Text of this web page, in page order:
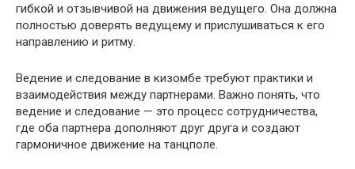
гибкой и отзывчивой на движения ведущего. Она должна
полностью доверять ведущему и прислушиваться к его
направлению и ритму.
Ведение и следование в кизомбе требуют практики и
взаимодействия между партнерами. Важно понять, что
ведение и следование — это процесс сотрудничества,
где оба партнера дополняют друг друга и создают
гармоничное движение на танцполе.